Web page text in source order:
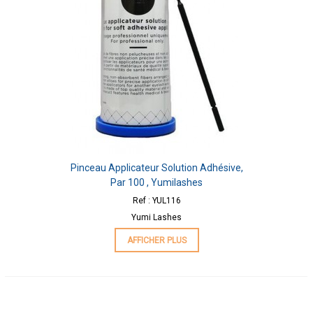
Pinceau Applicateur Solution Adhésive,
Par 100 , Yumilashes
Ref : YUL116
Yumi Lashes
AFFICHER PLUS